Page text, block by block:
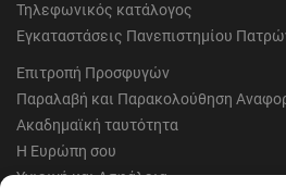
Τηλεφωνικός κατάλογος
Εγκαταστάσεις Πανεπιστημίου
Επιτροπή Προσφυγών
Παραλαβή και Παρακολούθηση
Ακαδημαϊκή ταυτότητα
Η Ευρώπη σου
Υγιεινή και Ασφάλεια